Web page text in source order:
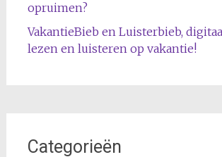
opruimen?
VakantieBieb en Luisterbieb,
lezen en luisteren op vakantie!
Categorieën